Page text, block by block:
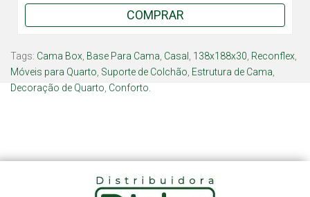
COMPRAR
Tags: Cama Box Base Para Cama Casal 138x188x30 Reconflex
Móveis para Quarto Suporte de Colchão Estrutura de Cama
Decoração de Quarto Conforto.